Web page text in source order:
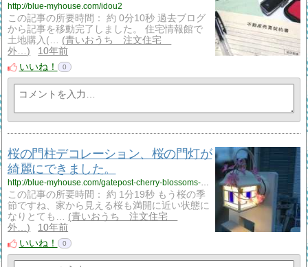
http://blue-myhouse.com/idou2
この記事の所要時間： 約 0分10秒 過去ブログ
から記事を移動完了しました。 住宅情報館で
土地購入(…
青いおうち 注文住宅
外…
10年前
いいね！
0
桜の門柱デコレーション、桜の門灯が
綺麗にできました。
http://blue-myhouse.com/gatepost-cherry-blossoms-2016
この記事の所要時間： 約 1分19秒 もう桜の季
節ですね、家から見える桜も満開に近い状態に
なりとても…
青いおうち 注文住宅
外…
10年前
いいね！
0